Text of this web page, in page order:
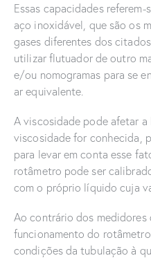
Essas capacidades
aço inoxidável, que são os
gases diferentes dos
utilizar flutuador de outro
e/ou nomogramas para se
ar equivalente.
A viscosidade pode afetar
viscosidade for conhecida,
para levar em conta esse
rotâmetro pode ser
com o próprio líquido cuja
Ao contrário dos medidores
funcionamento do
condições da tubulação à